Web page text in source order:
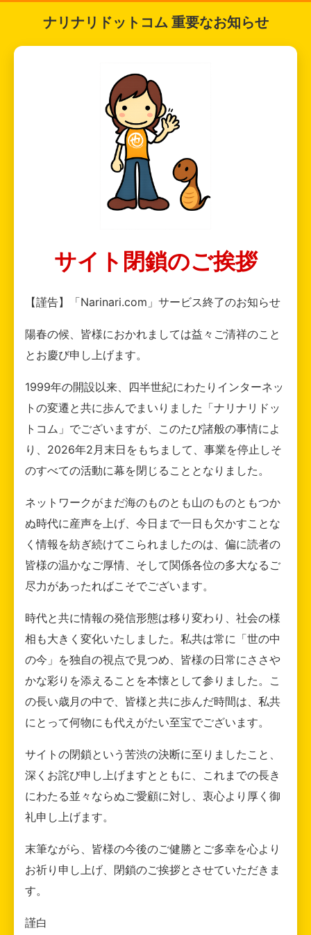
ナリナリドットコム 重要なお知らせ
サイト閉鎖のご挨拶
【謹告】「Narinari.com」サービス終了のお知らせ
陽春の候、皆様におかれましては益々ご清祥のこと
とお慶び申し上げます。
1999年の開設以来、四半世紀にわたりインターネッ
トの変遷と共に歩んでまいりました「ナリナリドッ
トコム」でございますが、このたび諸般の事情によ
り、2026年2月末日をもちまして、事業を停止しそ
のすべての活動に幕を閉じることとなりました。
ネットワークがまだ海のものとも山のものともつか
ぬ時代に産声を上げ、今日まで一日も欠かすことな
く情報を紡ぎ続けてこられましたのは、偏に読者の
皆様の温かなご厚情、そして関係各位の多大なるご
尽力があったればこそでございます。
時代と共に情報の発信形態は移り変わり、社会の様
相も大きく変化いたしました。私共は常に「世の中
の今」を独自の視点で見つめ、皆様の日常にささや
かな彩りを添えることを本懐として参りました。こ
の長い歳月の中で、皆様と共に歩んだ時間は、私共
にとって何物にも代えがたい至宝でございます。
サイトの閉鎖という苦渋の決断に至りましたこと、
深くお詫び申し上げますとともに、これまでの長き
にわたる並々ならぬご愛顧に対し、衷心より厚く御
礼申し上げます。
末筆ながら、皆様の今後のご健勝とご多幸を心より
お祈り申し上げ、閉鎖のご挨拶とさせていただきま
す。
謹白